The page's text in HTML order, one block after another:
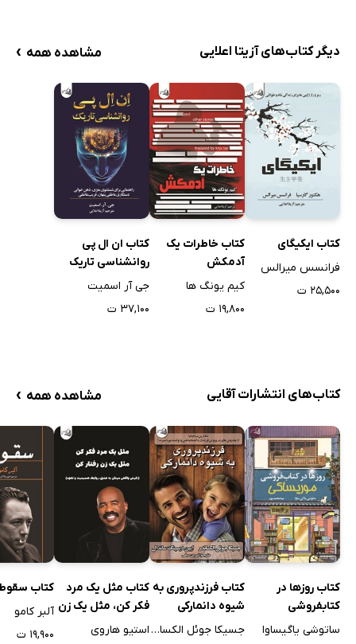
دیگر کتاب‌های آزیتا اعلایی مشاهده همه ›
کتاب ایکیگای
فرانسس میرالس
۲۵,۵۰۰ ت
کتاب خاطرات یک
آدمکش
کیم یونگ ها
۱۹,۸۰۰ ت
کتاب ان ال پی
روانشناسی تاریک
جی آر اسمیت
۳۷,۱۰۰ ت
کتاب‌های انتشارات آقایی مشاهده همه ›
کتاب روزها در
کتابفروشی
موریساکی
ساتوشی یاگیساوا
کتاب فرزندپروری به
شیوه دانمارکی
جسیکا جوئل الکساندر
کتاب مثل یک مرد
فکر کن، مثل یک زن
رفتار کن
استیو هاروی
کتاب
آلبر کامو
۱۹,۹۰۰ ت